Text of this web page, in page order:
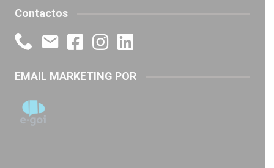
Contactos
EMAIL MARKETING POR